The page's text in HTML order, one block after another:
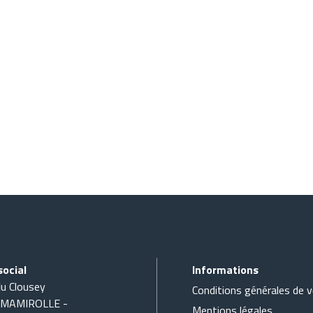
Clousey
-
Informations
Conditions générales de